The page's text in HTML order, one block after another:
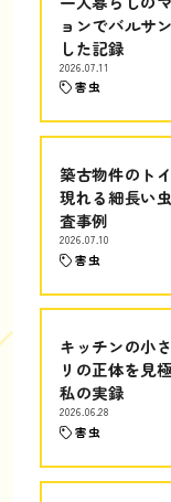
ョンでバルサ
した記録
2026.07.11
害虫
築古物件のト
現れる細長い
査事例
2026.07.10
害虫
キッチンの小
リの正体を見
私の実録
2026.06.28
害虫